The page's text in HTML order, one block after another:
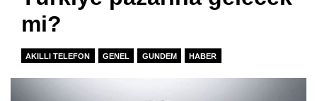
mi?
AKILLI TELEFON GENEL GUNDEM HABER